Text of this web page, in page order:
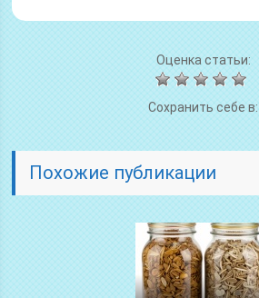
Оценка статьи:
Сохранить себе в:
Похожие публикации